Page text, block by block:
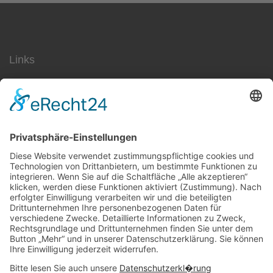
Links
SEO
Social Media
Ärzte
Jobs
Datenschutz
Impressum
Kontakt